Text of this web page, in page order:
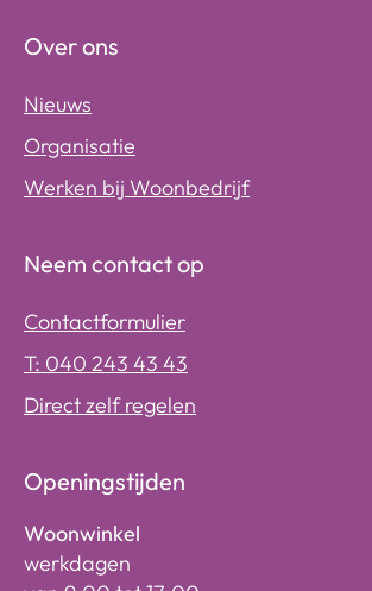
Over ons
Nieuws
Organisatie
Werken bij Woonbedrijf
Neem contact op
Contactformulier
T: 040 243 43 43
Direct zelf regelen
Openingstijden
Woonwinkel
werkdagen